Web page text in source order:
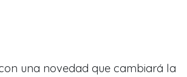
una novedad que cambiará la